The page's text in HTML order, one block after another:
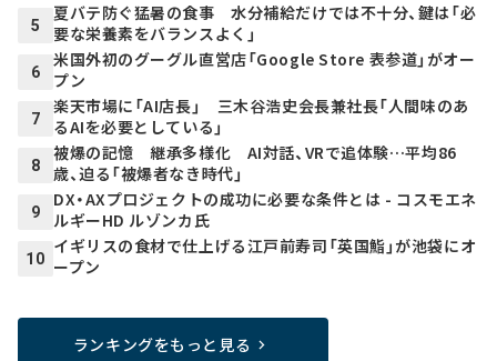
5
夏バテ防ぐ猛暑の食事 水分補給だけでは不十分、鍵は「必
要な栄養素をバランスよく」
6
米国外初のグーグル直営店「Google Store 表参道」がオー
プン
7
楽天市場に「AI店長」 三木谷浩史会長兼社長「人間味のあ
るAIを必要としている」
8
被爆の記憶 継承多様化 AI対話、VRで追体験…平均86
歳、迫る「被爆者なき時代」
9
DX・AXプロジェクトの成功に必要な条件とは - コスモエネ
ルギーHD ルゾンカ氏
10
イギリスの食材で仕上げる江戸前寿司「英国鮨」が池袋にオ
ープン
ランキングをもっと見る